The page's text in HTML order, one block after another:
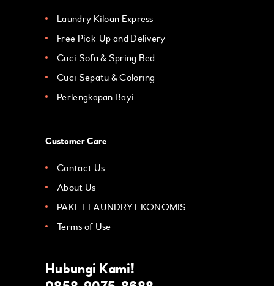
Laundry Kiloan Express
Free Pick-Up and Delivery
Cuci Sofa & Spring Bed
Cuci Sepatu & Coloring
Perlengkapan Bayi
Customer Care
Contact Us
About Us
PAKET LAUNDRY EKONOMIS
Terms of Use
Hubungi Kami!